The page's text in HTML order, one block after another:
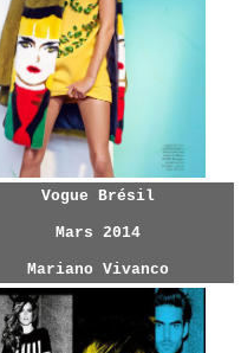
Vogue Brésil
Mars 2014
Mariano Vivanco